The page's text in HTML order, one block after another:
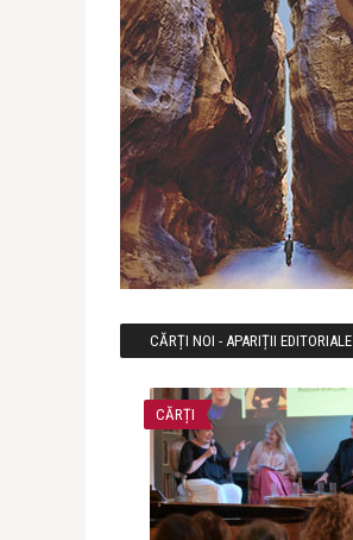
CĂRȚI NOI - APARIȚII EDITORIALE
CĂRȚI